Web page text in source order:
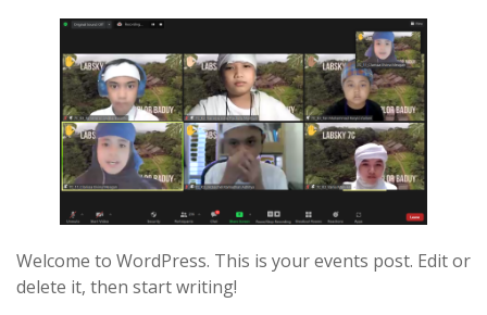
Welcome to WordPress. This is your events post. Edit or
delete it, then start writing!